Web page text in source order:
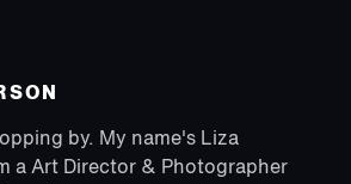
by. My name's Liza
a Art Director & Photographer